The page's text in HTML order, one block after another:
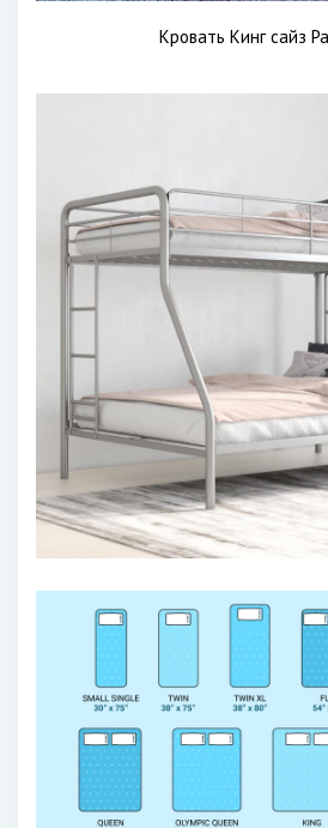
Кровать Кинг сайз